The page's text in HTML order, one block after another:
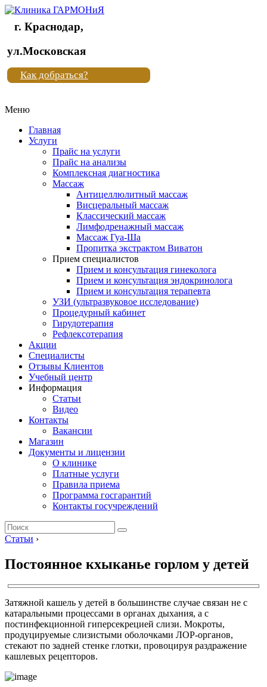
Клиника
"Новая
жизнь"
Клиника
жизнь"
г. Краснодар,
ул.Московская
Как добраться?
Меню
Главная
Услуги
Прайс на услуги
Прайс на анализы
Комплексная диагностика
Массаж
Антицеллюлитный массаж
Висцеральный массаж
Классический массаж
Лимфодренажный массаж
Массаж Гуа-Ша
Пропитка экстрактом Виватон
Прием специалистов
Прием и консультация гинеколога
Прием и консультация эндокринолога
Прием и консультация терапевта
УЗИ (ультразвуковое исследование)
Процедурный кабинет
Гирудотерапия
Рефлексотерапия
Акции
Специалисты
Отзывы Клиентов
Учебный центр
Информация
Статьи
Видео
Контакты
Вакансии
Магазин
Документы и лицензии
О клинике
Платные услуги
Правила приема
Программа госгарантий
Контакты госучреждений
Статьи ›
Постоянное кхыканье горлом у детей
Затяжной кашель у детей в большинстве случае связан не с
катаральными процессами в органах дыхания, а с
постинфекционной гиперсекрецией слизи. Мокроты,
продуцируемые слизистыми оболочками ЛОР-органов,
стекают по задней стенке глотки, провоцируя раздражение
кашлевых рецепторов.